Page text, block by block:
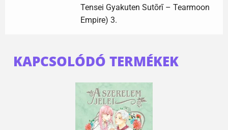
Tensei Gyakuten Sutōrī – Tearmoon
Empire) 3.
KAPCSOLÓDÓ TERMÉKEK